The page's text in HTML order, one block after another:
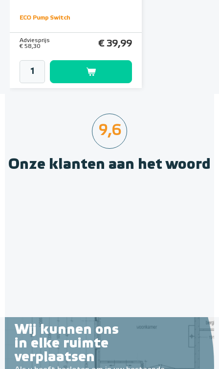
ECO Pump Switch
Adviesprijs
€ 58,30
€ 39,99
9,6
Onze klanten aan het woord
Wij kunnen ons
in elke ruimte
verplaatsen